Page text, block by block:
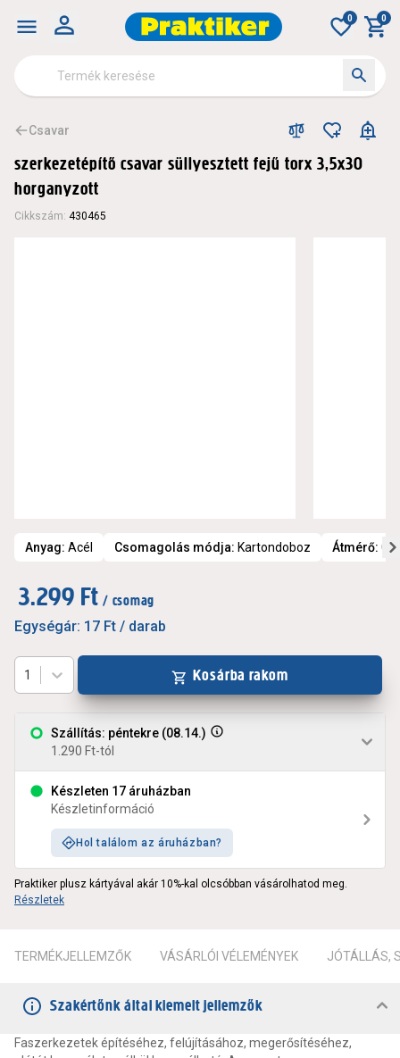
0 0
Csavar
szerkezetépítő csavar süllyesztett fejű torx 3,5x30
horganyzott
Cikkszám: 430465
Anyag: Acél Csomagolás módja: Kartondoboz Átmérő:
3.299 Ft / csomag
Egységár: 17 Ft / darab
Szállítás: péntekre (08.14.)
1.290 Ft-tól
Készleten 17 áruházban
Készletinformáció
Hol találom az áruházban?
1 Kosárba rakom
Praktiker plusz kártyával akár 10%-kal olcsóbban vásárolhatod meg.
Részletek
TERMÉKJELLEMZŐK VÁSÁRLÓI VÉLEMÉNYEK JÓTÁLLÁS,
Szakértőnk által kiemelt jellemzők
Faszerkezetek építéséhez, felújításához, megerősítéséhez,